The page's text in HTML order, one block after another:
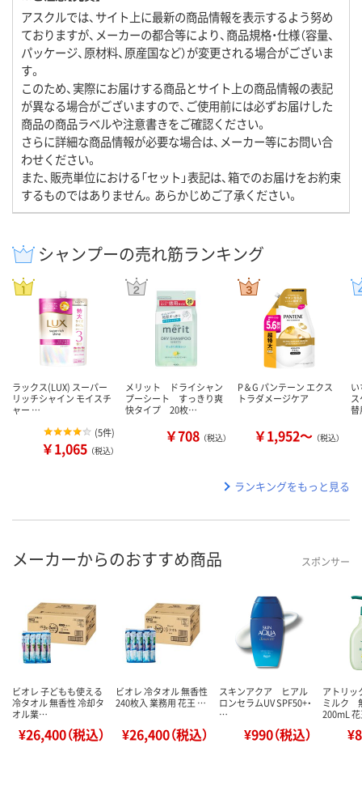
アスクルでは、サイト上に最新の商品情報を表示するよう努め
ておりますが、メーカーの都合等により、商品規格・仕様（容量、
パッケージ、原材料、原産国など）が変更される場合がございま
す。
このため、実際にお届けする商品とサイト上の商品情報の表記
が異なる場合がございますので、ご使用前には必ずお届けした
商品の商品ラベルや注意書きをご確認ください。
さらに詳細な商品情報が必要な場合は、メーカー等にお問い合
わせください。
また、販売単位における「セット」表記は、箱でのお届けをお約束
するものではありません。あらかじめご了承ください。
シャンプーの売れ筋ランキング
ラックス(LUX) スーパー
リッチシャイン モイスチ
ャー …
(5件)
￥1,065 （税込）
メリット ドライシャン
プーシート すっきり爽
快タイプ 20枚…
￥708 （税込）
P＆G パンテーン エクス
トラダメージケア
￥1,952～ （税込）
ランキングをもっと見る
メーカーからのおすすめ商品 スポンサー
ビオレ 子どもも使える
冷タオル 無香性 冷却タ
オル業…
¥26,400（税込）
ビオレ 冷タオル 無香性
240枚入 業務用 花王 …
¥26,400（税込）
スキンアクア ヒアル
ロンセラムUV SPF50+・
…
¥990（税込）
アトリ
ミルク
200mL